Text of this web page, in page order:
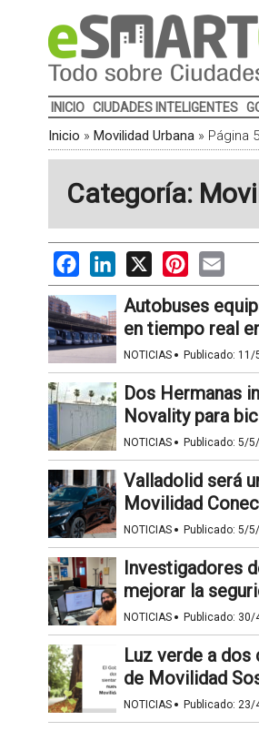
INICIO CIUDADES INTELIGENTES
Inicio » Movilidad Urbana» Página 5
Categoría:
FacebookLinkedIn
X PinterestEmail
Autobuses
en tiempo real
NOTICIAS · Publicado: 11/
Dos Hermanas
Novality para
NOTICIAS · Publicado: 5/
Valladolid será
Movilidad
NOTICIAS · Publicado: 5/
Investigadores
mejorar la
NOTICIAS · Publicado: 30/
Luz verde a
de Movilidad
NOTICIAS · Publicado: 23/